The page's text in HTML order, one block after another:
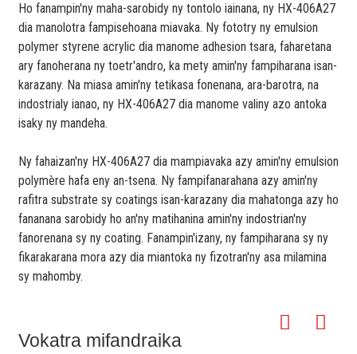
Ho fanampin'ny maha-sarobidy ny tontolo iainana, ny HX-406A27
dia manolotra fampisehoana miavaka. Ny fototry ny emulsion
polymer styrene acrylic dia manome adhesion tsara, faharetana
ary fanoherana ny toetr'andro, ka mety amin'ny fampiharana isan-
karazany. Na miasa amin'ny tetikasa fonenana, ara-barotra, na
indostrialy ianao, ny HX-406A27 dia manome valiny azo antoka
isaky ny mandeha.
Ny fahaizan'ny HX-406A27 dia mampiavaka azy amin'ny emulsion
polymère hafa eny an-tsena. Ny fampifanarahana azy amin'ny
rafitra substrate sy coatings isan-karazany dia mahatonga azy ho
fananana sarobidy ho an'ny matihanina amin'ny indostrian'ny
fanorenana sy ny coating. Fanampin'izany, ny fampiharana sy ny
fikarakarana mora azy dia miantoka ny fizotran'ny asa milamina
sy mahomby.
Vokatra mifandraika